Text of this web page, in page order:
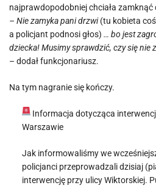
najprawdopodobniej chciała zamknąć
– Nie zamyka pani drzwi(tu kobieta
a policjant podnosi głos) … bo jest
dziecka! Musimy sprawdzić, czy się nie
– dodał funkcjonariusz.
Na tym nagranie się kończy.
Informacja dotycząca
Warszawie
Jak informowaliśmy we
policjanci przeprowadzali dzisiaj
interwencję przy ulicy Wiktorskiej.